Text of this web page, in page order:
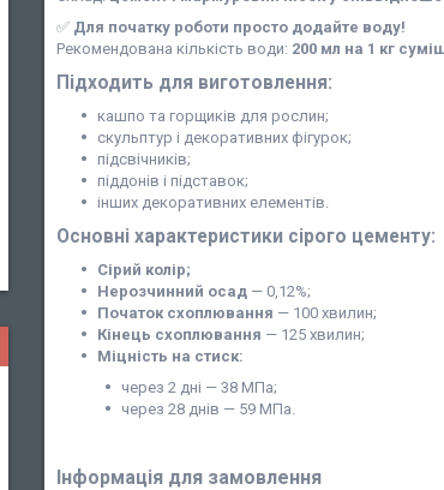
✅ Для початку роботи просто додайте воду!
Рекомендована кількість води: 200 мл на 1 кг
Підходить для виготовлення:
кашпо та горщиків для рослин;
скульптур і декоративних фігурок;
підсвічників;
піддонів і підставок;
інших декоративних елементів.
Основні характеристики сірого цементу:
Сірий колір;
Нерозчинний осад — 0,12%;
Початок схоплювання — 100 хвилин;
Кінець схоплювання — 125 хвилин;
Міцність на стиск:
через 2 дні — 38 МПа;
через 28 днів — 59 МПа.
Інформація для замовлення